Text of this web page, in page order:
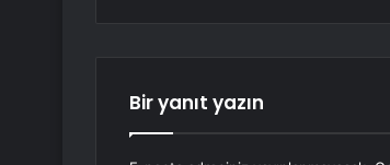
Bir yanıt yazın